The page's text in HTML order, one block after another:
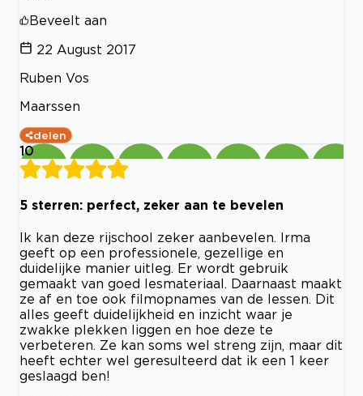
Beveelt aan
22 August 2017
Ruben Vos
Maarssen
delen
10
5 sterren: perfect, zeker aan te bevelen
Ik kan deze rijschool zeker aanbevelen. Irma
geeft op een professionele, gezellige en
duidelijke manier uitleg. Er wordt gebruik
gemaakt van goed lesmateriaal. Daarnaast maakt
ze af en toe ook filmopnames van de lessen. Dit
alles geeft duidelijkheid en inzicht waar je
zwakke plekken liggen en hoe deze te
verbeteren. Ze kan soms wel streng zijn, maar dit
heeft echter wel geresulteerd dat ik een 1 keer
geslaagd ben!